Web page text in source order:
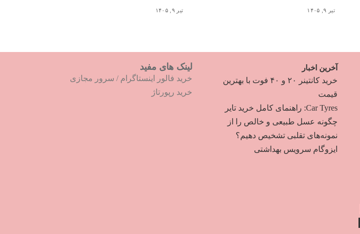
تیر ۹, ۱۴۰۵ تیر ۹, ۱۴۰۵
آخرین اخبار
خرید کانتینر ۲۰ و ۴۰ فوت با بهترین
قیمت
Car Tyres: راهنمای کامل خرید تایر
چگونه عسل طبیعی و خالص را از
نمونه‌های تقلبی تشخیص دهیم؟
ایزوگام سرویس بهداشتی
لینک های مفید
خرید فالور اینستاگرام / سرور مجازی
خرید رپورتاژ